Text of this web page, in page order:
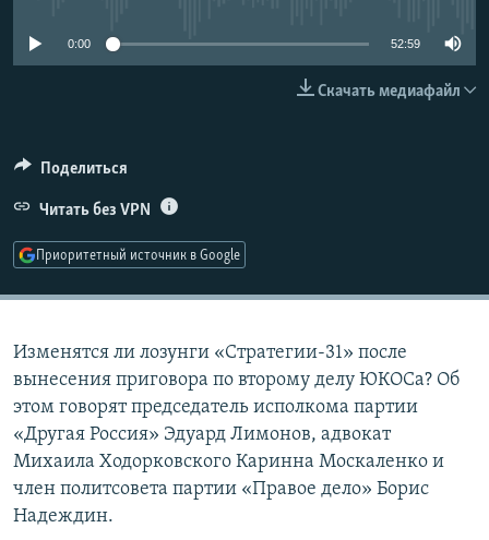
Все сайты РСЕ/РС
0:00 52:59
Скачать медиафайл
Поделиться
Читать без VPN
Приоритетный источник в Google
Изменятся ли лозунги «Стратегии-31» после
вынесения приговора по второму делу ЮКОСа? Об
этом говорят председатель исполкома партии
«Другая Россия» Эдуард Лимонов, адвокат
Михаила Ходорковского Каринна Москаленко и
член политсовета партии «Правое дело» Борис
Надеждин.